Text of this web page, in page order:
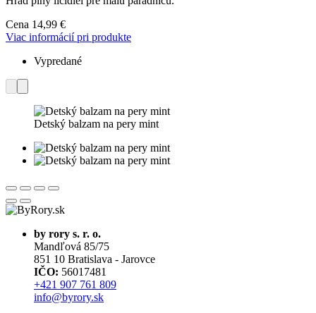
Cena 14,99 €
Viac informácií pri produkte
Vypredané
Detský balzam na pery mint
by rory s. r. o.
Mandľová 85/75
851 10 Bratislava - Jarovce
IČO: 56017481
+421 907 761 809
info@byrory.sk